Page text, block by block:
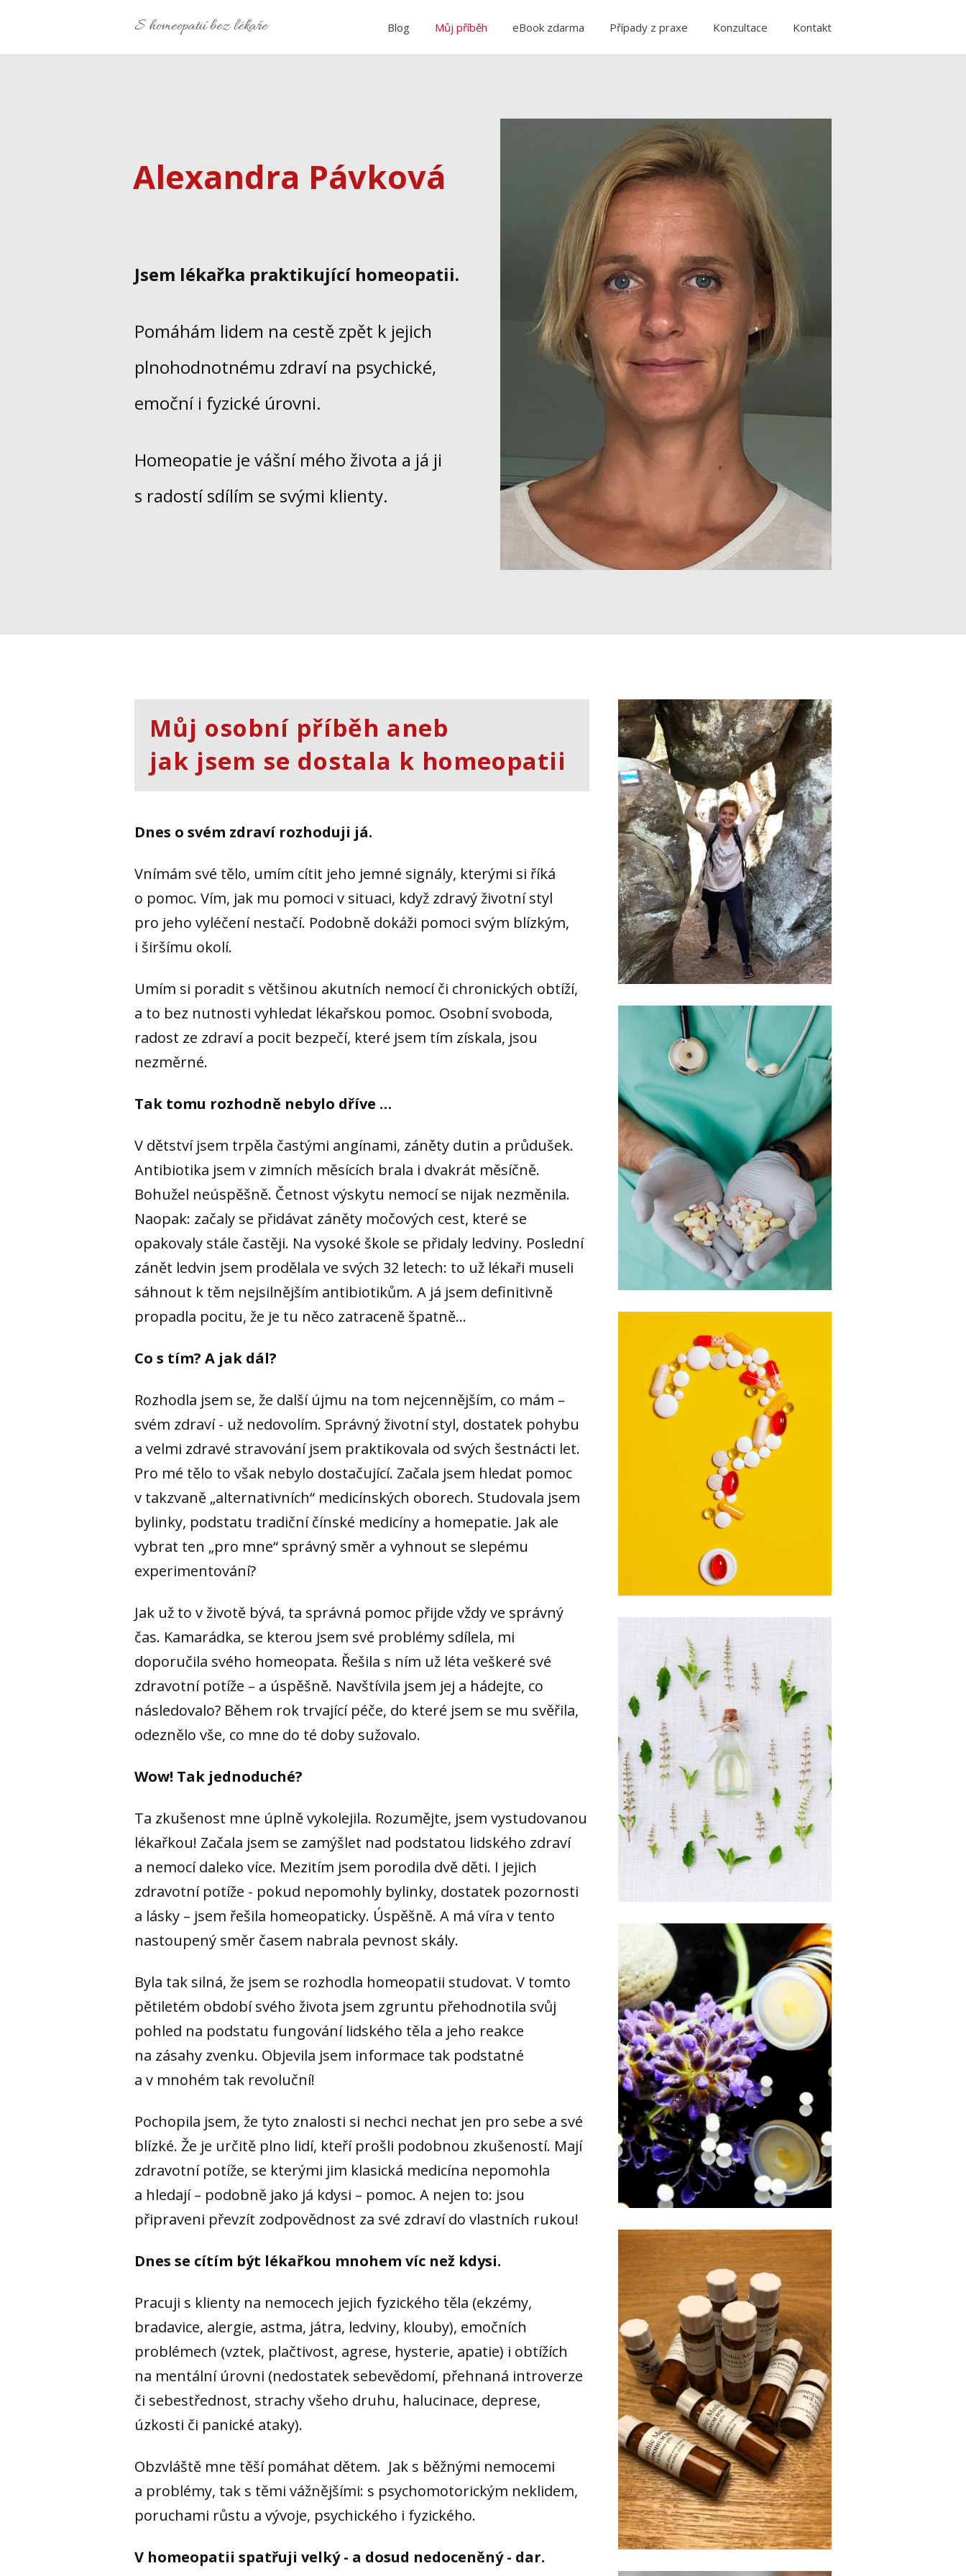
S homeopatií bez lékaře Blog Můj příběh eBook zdarma Případy z praxe Konzultace Kontakt
Alexandra Pávková
Jsem lékařka praktikující homeopatii.
Pomáhám lidem na cestě zpět k jejich
plnohodnotnému zdraví na psychické,
emoční i fyzické úrovni.
Homeopatie je vášní mého života a já ji
s radostí sdílím se svými klienty.
Můj osobní příběh aneb
jak jsem se dostala k homeopatii
Dnes o svém zdraví rozhoduji já.
Vnímám své tělo, umím cítit jeho jemné signály, kterými si říká
o pomoc. Vím, jak mu pomoci v situaci, když zdravý životní styl
pro jeho vyléčení nestačí. Podobně dokáži pomoci svým blízkým,
i širšímu okolí.
Umím si poradit s většinou akutních nemocí či chronických obtíží,
a to bez nutnosti vyhledat lékařskou pomoc. Osobní svoboda,
radost ze zdraví a pocit bezpečí, které jsem tím získala, jsou
nezměrné.
Tak tomu rozhodně nebylo dříve …
V dětství jsem trpěla častými angínami, záněty dutin a průdušek.
Antibiotika jsem v zimních měsících brala i dvakrát měsíčně.
Bohužel neúspěšně. Četnost výskytu nemocí se nijak nezměnila.
Naopak: začaly se přidávat záněty močových cest, které se
opakovaly stále častěji. Na vysoké škole se přidaly ledviny. Poslední
zánět ledvin jsem prodělala ve svých 32 letech: to už lékaři museli
sáhnout k těm nejsilnějším antibiotikům. A já jsem definitivně
propadla pocitu, že je tu něco zatraceně špatně…
Co s tím? A jak dál?
Rozhodla jsem se, že další újmu na tom nejcennějším, co mám –
svém zdraví - už nedovolím. Správný životní styl, dostatek pohybu
a velmi zdravé stravování jsem praktikovala od svých šestnácti let.
Pro mé tělo to však nebylo dostačující. Začala jsem hledat pomoc
v takzvaně „alternativních“ medicínských oborech. Studovala jsem
bylinky, podstatu tradiční čínské medicíny a homepatie. Jak ale
vybrat ten „pro mne“ správný směr a vyhnout se slepému
experimentování?
Jak už to v životě bývá, ta správná pomoc přijde vždy ve správný
čas. Kamarádka, se kterou jsem své problémy sdílela, mi
doporučila svého homeopata. Řešila s ním už léta veškeré své
zdravotní potíže – a úspěšně. Navštívila jsem jej a hádejte, co
následovalo? Během rok trvající péče, do které jsem se mu svěřila,
odeznělo vše, co mne do té doby sužovalo.
Wow! Tak jednoduché?
Ta zkušenost mne úplně vykolejila. Rozumějte, jsem vystudovanou
lékařkou! Začala jsem se zamýšlet nad podstatou lidského zdraví
a nemocí daleko více. Mezitím jsem porodila dvě děti. I jejich
zdravotní potíže - pokud nepomohly bylinky, dostatek pozornosti
a lásky – jsem řešila homeopaticky. Úspěšně. A má víra v tento
nastoupený směr časem nabrala pevnost skály.
Byla tak silná, že jsem se rozhodla homeopatii studovat. V tomto
pětiletém období svého života jsem zgruntu přehodnotila svůj
pohled na podstatu fungování lidského těla a jeho reakce
na zásahy zvenku. Objevila jsem informace tak podstatné
a v mnohém tak revoluční!
Pochopila jsem, že tyto znalosti si nechci nechat jen pro sebe a své
blízké. Že je určitě plno lidí, kteří prošli podobnou zkušeností. Mají
zdravotní potíže, se kterými jim klasická medicína nepomohla
a hledají – podobně jako já kdysi – pomoc. A nejen to: jsou
připraveni převzít zodpovědnost za své zdraví do vlastních rukou!
Dnes se cítím být lékařkou mnohem víc než kdysi.
Pracuji s klienty na nemocech jejich fyzického těla (ekzémy,
bradavice, alergie, astma, játra, ledviny, klouby), emočních
problémech (vztek, plačtivost, agrese, hysterie, apatie) i obtížích
na mentální úrovni (nedostatek sebevědomí, přehnaná introverze
či sebestřednost, strachy všeho druhu, halucinace, deprese,
úzkosti či panické ataky).
Obzvláště mne těší pomáhat dětem. Jak s běžnými nemocemi
a problémy, tak s těmi vážnějšími: s psychomotorickým neklidem,
poruchami růstu a vývoje, psychického i fyzického.
V homeopatii spatřuji velký - a dosud nedoceněný - dar.